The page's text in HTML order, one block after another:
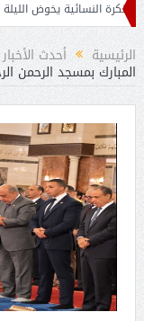
يخوض الليلة مباراة وداع
الرئيسية أحدث الأخبار
المبارك بمسجد الرحمن